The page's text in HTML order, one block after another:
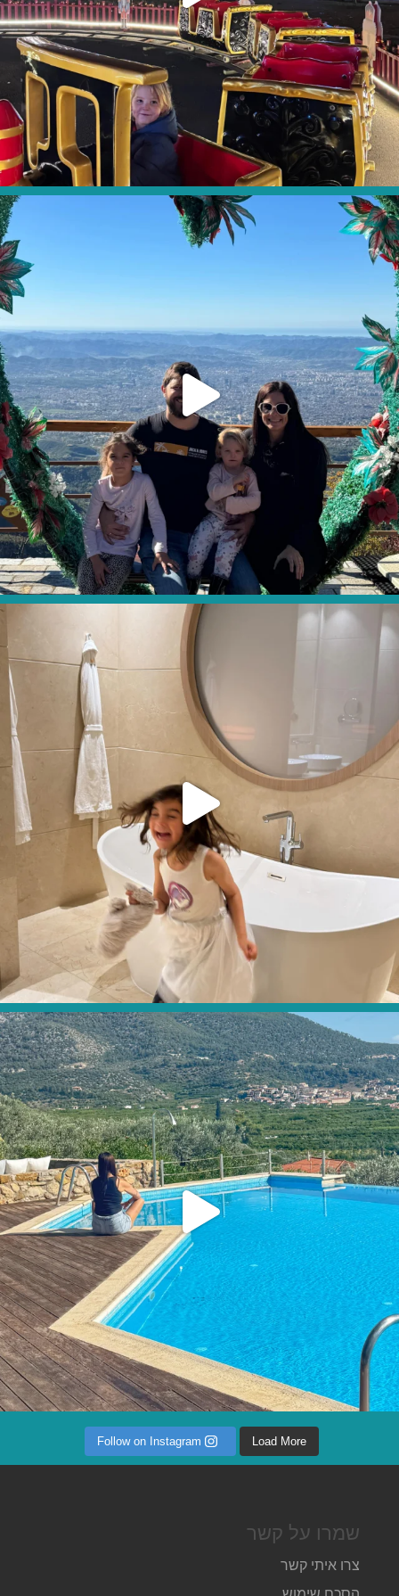
Load More
Follow on Instagram
שמרו על קשר
צרו איתי קשר